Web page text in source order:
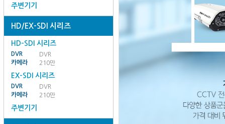
주변기기
HD/EX-SDI 시리즈
HD-SDI 시리즈
DVR
DVR
카메라
210만
EX-SDI 시리즈
DVR
DVR
카메라
210만
주변기기